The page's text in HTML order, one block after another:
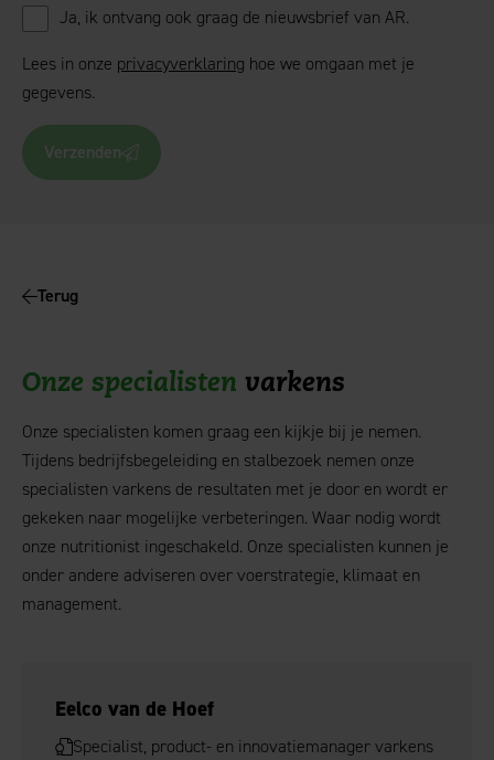
Ja, ik ontvang ook graag de nieuwsbrief van AR.
Lees in onze privacyverklaring hoe we omgaan met je
gegevens.
Verzenden
Terug
Onze specialisten varkens
Onze specialisten komen graag een kijkje bij je nemen.
Tijdens bedrijfsbegeleiding en stalbezoek nemen onze
specialisten varkens de resultaten met je door en wordt er
gekeken naar mogelijke verbeteringen. Waar nodig wordt
onze nutritionist ingeschakeld. Onze specialisten kunnen je
onder andere adviseren over voerstrategie, klimaat en
management.
Eelco van de Hoef
Specialist, product- en innovatiemanager varkens